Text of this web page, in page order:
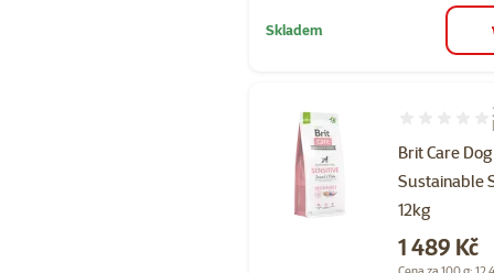
Skladem
Brit Care Dog
Sustainable
12kg
Hodnocení
Cena
1 489 Kč